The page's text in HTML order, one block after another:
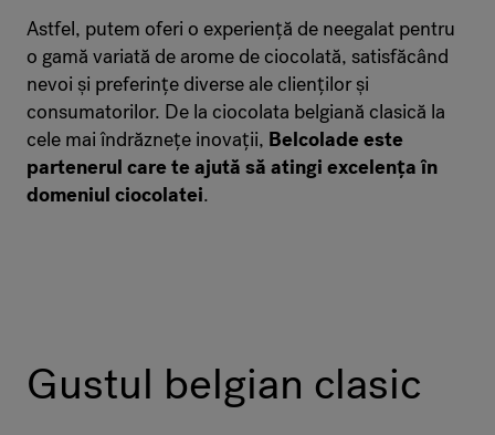
Astfel, putem oferi o experiență de neegalat pentru
o gamă variată de arome de ciocolată, satisfăcând
nevoi și preferințe diverse ale clienților și
consumatorilor. De la ciocolata belgiană clasică la
cele mai îndrăznețe inovații, Belcolade este
partenerul care te ajută să atingi excelența în
domeniul ciocolatei.
Gustul belgian clasic